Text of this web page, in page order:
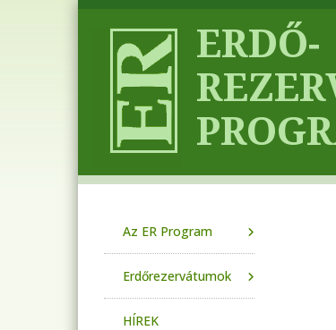
Az ER Program
Erdőrezervátumok
HÍREK